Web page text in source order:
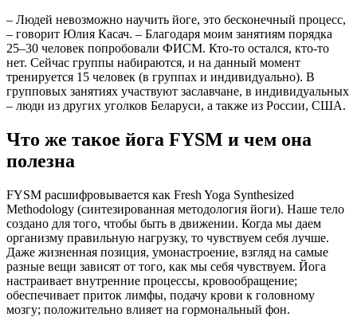
– Людей невозможно научить йоге, это бесконечный процесс,
– говорит Юлия Касач. – Благодаря моим занятиям порядка
25–30 человек попробовали ФИСМ. Кто-то остался, кто-то
нет. Сейчас группы набираются, и на данный момент
тренируется 15 человек (в группах и индивидуально). В
групповых занятиях участвуют заславчане, в индивидуальных
– люди из других уголков Беларуси, а также из России, США.
Что же такое йога FYSM и чем она
полезна
FYSM расшифровывается как Fresh Yoga Synthesized
Methodology (синтезированная методология йоги). Наше тело
создано для того, чтобы быть в движении. Когда мы даем
организму правильную нагрузку, то чувствуем себя лучше.
Даже жизненная позиция, умонастроение, взгляд на самые
разные вещи зависят от того, как мы себя чувствуем. Йога
настраивает внутренние процессы, кровообращение;
обеспечивает приток лимфы, подачу крови к головному
мозгу; положительно влияет на гормональный фон.